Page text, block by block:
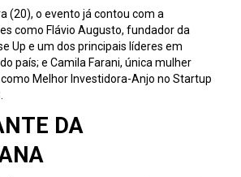
(20), o evento já contou com a
como Flávio Augusto, fundador da
Up e um dos principais líderes em
país; e Camila Farani, única mulher
Melhor Investidora-Anjo no Startup
DA